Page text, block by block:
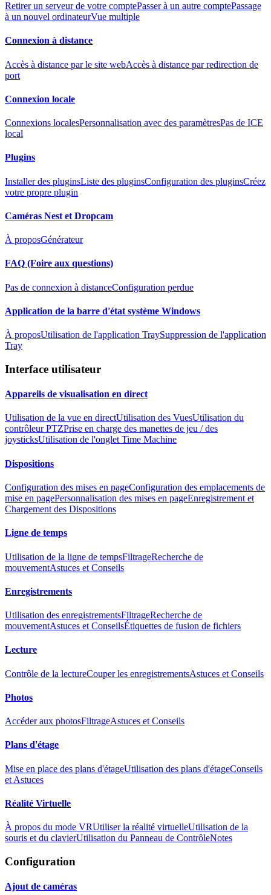
Retirer un serveur de votre comptePasser à un autre comptePassage
à un nouvel ordinateurVue multiple
Connexion à distance
Accès à distance par le site webAccès à distance par redirection de
port
Connexion locale
Connexions localesPersonnalisation avec des paramètresPas de ICE
local
Plugins
Installer des pluginsListe des pluginsConfiguration des pluginsCréez
votre propre plugin
Caméras Nest et Dropcam
À proposGénérateur
FAQ (Foire aux questions)
Pas de connexion à distanceConfiguration perdue
Application de la barre d'état système Windows
À proposUtilisation de l'application TraySuppression de l'application
Tray
Interface utilisateur
Appareils de visualisation en direct
Utilisation de la vue en directUtilisation des VuesUtilisation du
contrôleur PTZPrise en charge des manettes de jeu / des
joysticksUtilisation de l'onglet Time Machine
Dispositions
Configuration des mises en pageConfiguration des emplacements de
mise en pagePersonnalisation des mises en pageEnregistrement et
Chargement des Dispositions
Ligne de temps
Utilisation de la ligne de tempsFiltrageRecherche de
mouvementAstuces et Conseils
Enregistrements
Utilisation des enregistrementsFiltrageRecherche de
mouvementAstuces et ConseilsÉtiquettes de fusion de fichiers
Lecture
Contrôle de la lectureCouper les enregistrementsAstuces et Conseils
Photos
Accéder aux photosFiltrageAstuces et Conseils
Plans d'étage
Mise en place des plans d'étageUtilisation des plans d'étageConseils
et Astuces
Réalité Virtuelle
À propos du mode VRUtiliser la réalité virtuelleUtilisation de la
souris et du clavierUtilisation du Panneau de ContrôleNotes
Configuration
Ajout de caméras